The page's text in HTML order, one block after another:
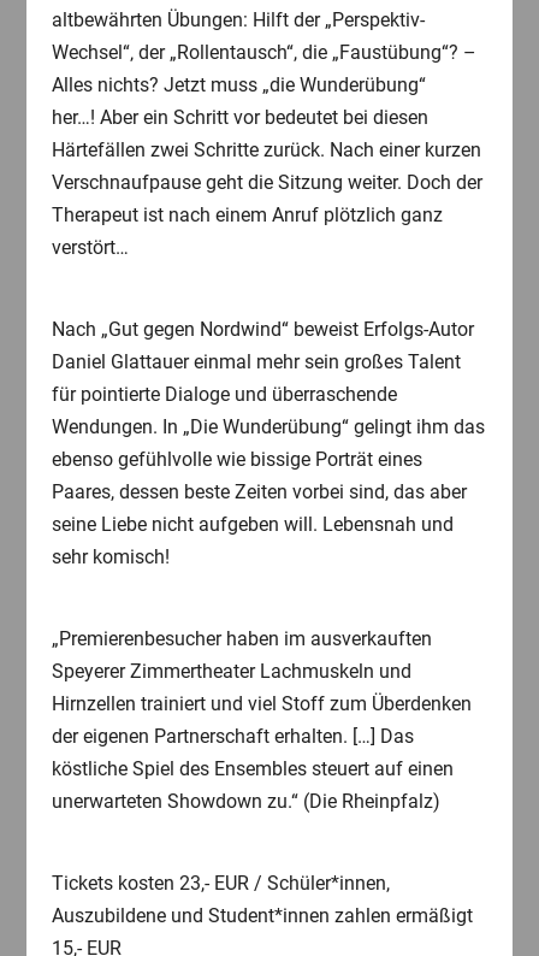
altbewährten Übungen: Hilft der „Perspektiv-
Wechsel“‚ der „Rollentausch“, die „Faustübung“? –
Alles nichts? Jetzt muss „die Wunderübung“
her…! Aber ein Schritt vor bedeutet bei diesen
Härtefällen zwei Schritte zurück. Nach einer kurzen
Verschnaufpause geht die Sitzung weiter. Doch der
Therapeut ist nach einem Anruf plötzlich ganz
verstört…
Nach „Gut gegen Nordwind“ beweist Erfolgs-Autor
Daniel Glattauer einmal mehr sein großes Talent
für pointierte Dialoge und überraschende
Wendungen. In „Die Wunderübung“ gelingt ihm das
ebenso gefühlvolle wie bissige Porträt eines
Paares, dessen beste Zeiten vorbei sind, das aber
seine Liebe nicht aufgeben will. Lebensnah und
sehr komisch!
„Premierenbesucher haben im ausverkauften
Speyerer Zimmertheater Lachmuskeln und
Hirnzellen trainiert und viel Stoff zum Überdenken
der eigenen Partnerschaft erhalten. […] Das
köstliche Spiel des Ensembles steuert auf einen
unerwarteten Showdown zu.“ (Die Rheinpfalz)
Tickets kosten 23,- EUR / Schüler*innen,
Auszubildene und Student*innen zahlen ermäßigt
15,- EUR